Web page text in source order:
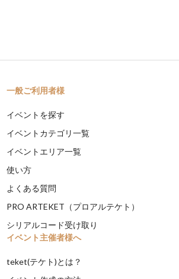
一般ご利用者様
イベントを探す
イベントカテゴリ一覧
イベントエリア一覧
使い方
よくある質問
PRO ARTEKET（プロアルテケト）
シリアルコード受け取り
イベント主催者様へ
teket(テケト)とは？